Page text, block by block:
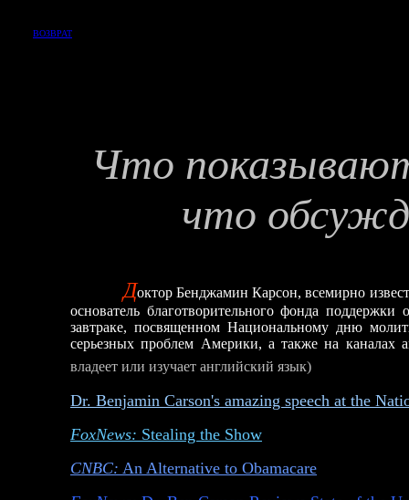
ВОЗВРАТ
Что
что
Доктор Бенджамин Карсон, всемирно
основатель благотворительного фонда
завтраке, посвященном Национальному дню
серьезных проблем Америки, а также на каналах
владеет или изучает английский язык)
Dr. Benjamin Carson's amazing speech at the
FoxNews: Stealing the Show
CNBC: An Alternative to Obamacare